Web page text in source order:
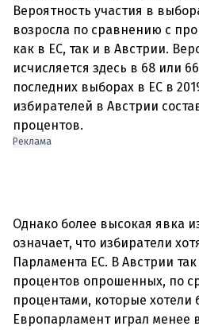
Вероятность участия в
возросла по сравнению с
как в ЕС, так и в Австрии.
исчисляется здесь в 68 или
последних выборах в ЕС в
избирателей в Австрии
Реклама
Однако более высокая явка
означает, что избиратели
Парламента ЕС. В Австрии
процентов опрошенных, по
процентами, которые хотели
Европарламент играл менее